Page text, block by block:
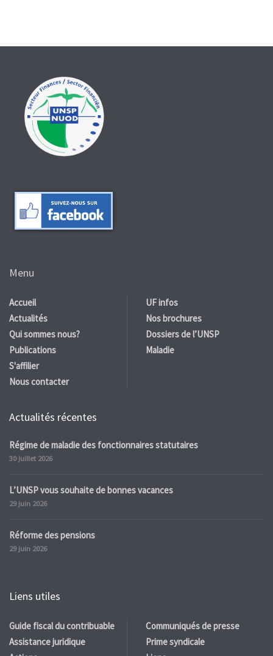
Menu
Accueil
Actualités
Qui sommes nous?
Publications
S'affilier
Nous contacter
UF infos
Nos brochures
Dossiers de l’UNSP
Maladie
Actualités récentes
Régime de maladie des fonctionnaires statutaires
30 juillet 2026
L’UNSP vous souhaite de bonnes vacances
29 juin 2026
Réforme des pensions
29 juin 2026
Liens utiles
Guide fiscal du contribuable
Assistance juridique
Communiqués de presse
Prime syndicale